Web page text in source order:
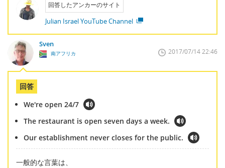
回答したアンカーのサイト
Julian Israel YouTube Channel
Sven
南アフリカ 2017/07/14 22:46
回答
We're open 24/7
The restaurant is open seven days a week.
Our establishment never closes for the public.
一般的な言葉は、